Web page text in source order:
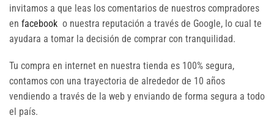
invitamos a que leas los comentarios de nuestros compradores
en facebook o nuestra reputación a través de Google, lo cual te
ayudara a tomar la decisión de comprar con tranquilidad.
Tu compra en internet en nuestra tienda es 100% segura,
contamos con una trayectoria de alrededor de 10 años
vendiendo a través de la web y enviando de forma segura a todo
el país.